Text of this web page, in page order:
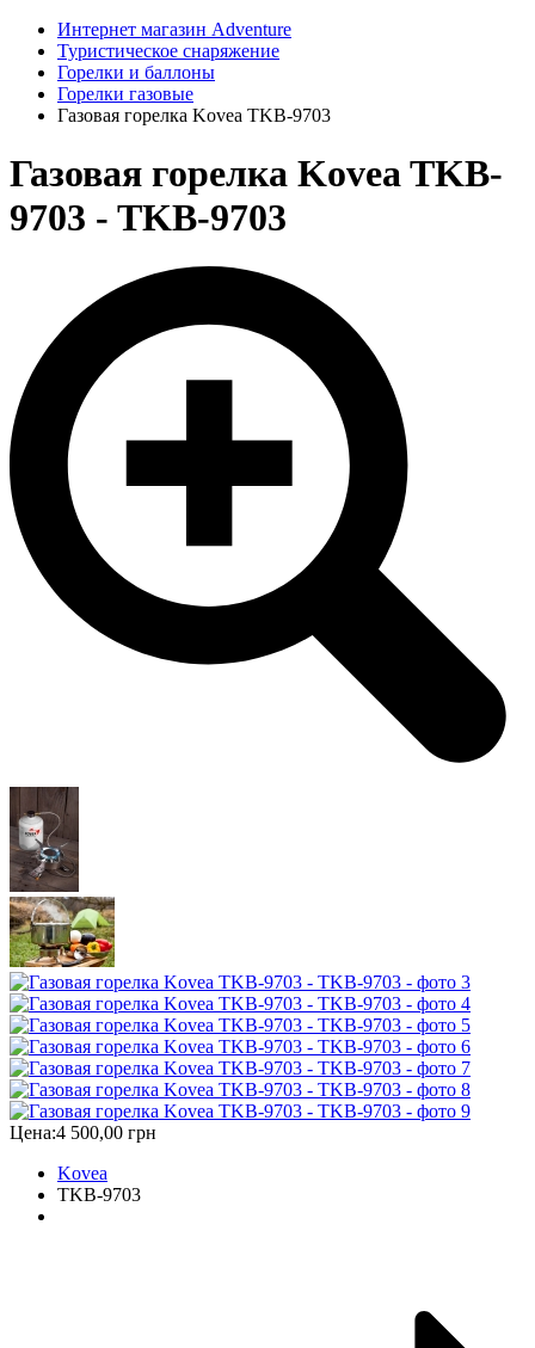
Интернет магазин Adventure
Туристическое снаряжение
Горелки и баллоны
Горелки газовые
Газовая горелка Kovea TKB-9703
Газовая горелка Kovea TKB-
9703 - TKB-9703
Цена:4 500,00 грн
Kovea
TKB-9703